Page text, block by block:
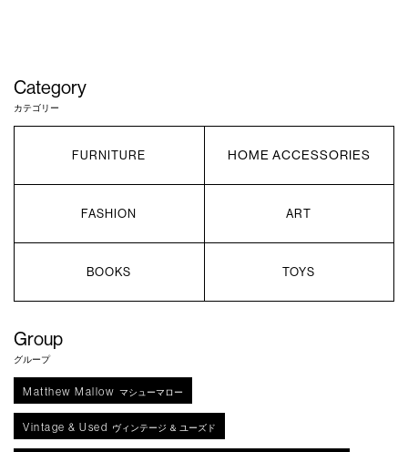
Category
カテゴリー
FURNITURE HOME ACCESSORIES
FASHION ART
BOOKS TOYS
Group
グループ
Matthew Mallow マシューマロー
Vintage & Used ヴィンテージ ＆ ユーズド